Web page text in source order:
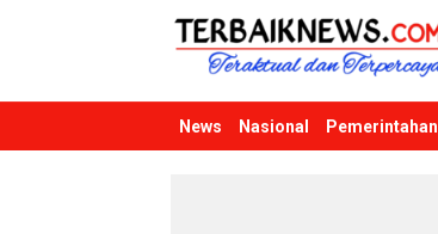
Terbaiknews
Teraktual dan Terpercaya
News Nasional Pemerintahan